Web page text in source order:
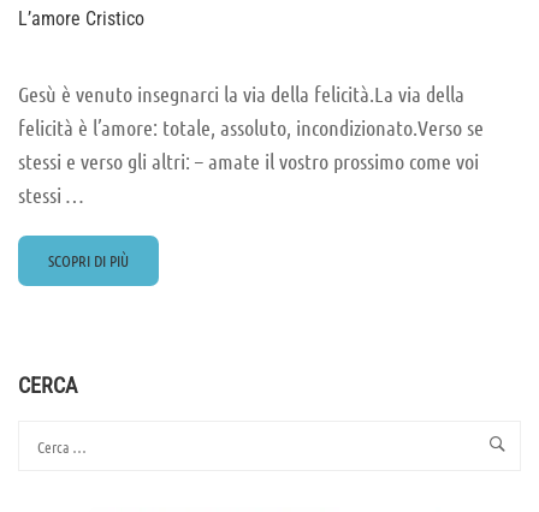
L’amore Cristico
Gesù è venuto insegnarci la via della felicità.La via della
felicità è l’amore: totale, assoluto, incondizionato.Verso se
stessi e verso gli altri: – amate il vostro prossimo come voi
stessi …
READ
MORE
SCOPRI DI PIÙ
CERCA